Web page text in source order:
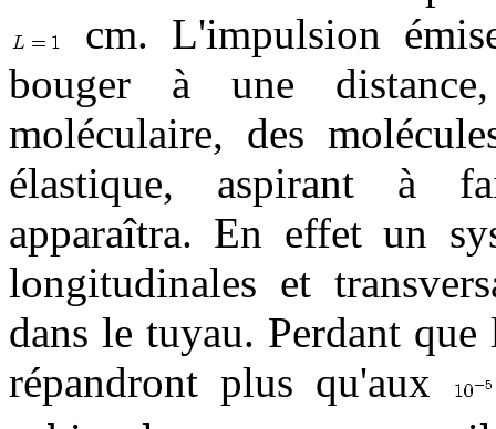
cm. L'impulsion
bouger à une
moléculaire, des
élastique, aspirant à
apparaîtra. En effet un
longitudinales et
dans le tuyau. Perdant
répandront plus qu'aux